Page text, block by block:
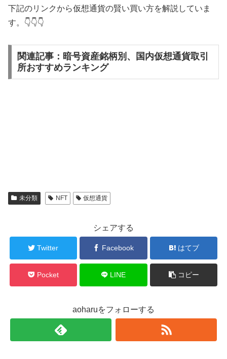
下記のリンクから仮想通貨の賢い買い方を解説していま
す。👇👇👇
関連記事：暗号資産銘柄別、国内仮想通貨取引
所おすすめランキング
未分類 NFT 仮想通貨
シェアする
Twitter Facebook はてブ
Pocket LINE コピー
aoharuをフォローする